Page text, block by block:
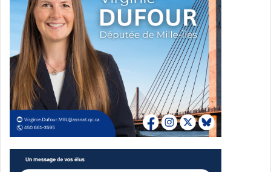
Source OneTripio
Depuis avril 2023,OneTrip.io
offre aux commerçants bien
plus qu’une plateforme transactionnelle. La solution leur
permet de numériser leurs catalogues de produits en
quelques minutes grâce à l’intelligence artificielle, de
créer des boutiques en ligne personnalisées et de
bénéficier d’outils de marketing intégrés. Ces derniers
incluent la gestion de newsletters, l’optimisation SEO et la
collecte d’adresses courriels via des QR codes installés en
magasin. En parallèle,